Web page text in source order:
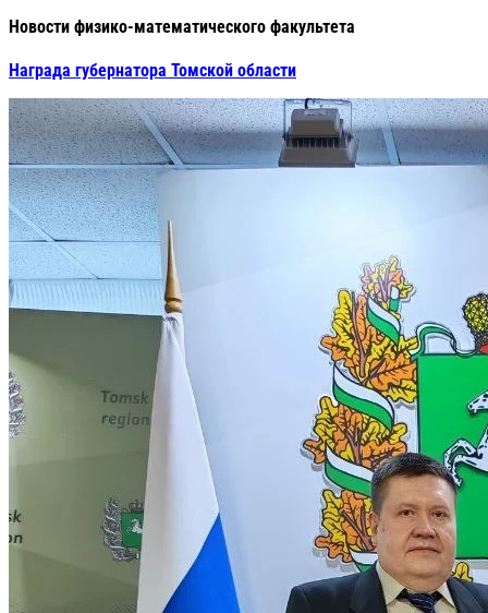
Новости физико-математического факультета
Награда губернатора Томской области